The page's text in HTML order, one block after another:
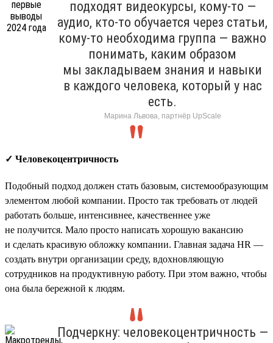
подходят видеокурсы, кому-то —
аудио, кто-то обучается через статьи,
кому-то необходима группа — важно
понимать, каким образом
мы закладываем знания и навыки
в каждого человека, который у нас
есть.
Марина Львова, партнёр UpScale
✓ Человекоцентричность
Подобный подход должен стать базовым, системообразующим
элементом любой компании. Просто так требовать от людей
работать больше, интенсивнее, качественнее уже
не получится. Мало просто написать хорошую вакансию
и сделать красивую обложку компании. Главная задача HR —
создать внутри организации среду, вдохновляющую
сотрудников на продуктивную работу. При этом важно, чтобы
она была бережной к людям.
Подчеркну: человекоцентричность —